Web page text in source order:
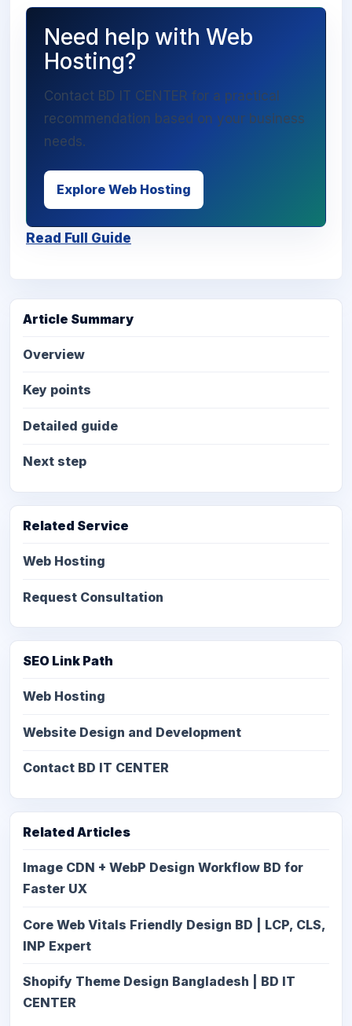
Need help with Web
Hosting?
Contact BD IT CENTER for a practical
recommendation based on your business
needs.
Explore Web Hosting
Read Full Guide
Article Summary
Overview
Key points
Detailed guide
Next step
Related Service
Web Hosting
Request Consultation
SEO Link Path
Web Hosting
Website Design and Development
Contact BD IT CENTER
Related Articles
Image CDN + WebP Design Workflow BD for
Faster UX
Core Web Vitals Friendly Design BD | LCP, CLS,
INP Expert
Shopify Theme Design Bangladesh | BD IT
CENTER